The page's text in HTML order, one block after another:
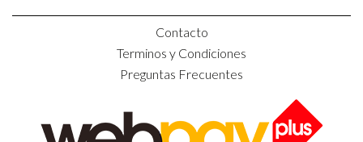
Contacto
Terminos y Condiciones
Preguntas Frecuentes